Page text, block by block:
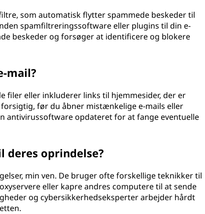
som automatisk flytter spammede beskeder til
spamfiltreringssoftware eller plugins til din e-
beskeder og forsøger at identificere og blokere
mail?
filer eller inkluderer links til hjemmesider, der er
før du åbner mistænkelige e-mails eller
antivirussoftware opdateret for at fange eventuelle
deres oprindelse?
min ven. De bruger ofte forskellige teknikker til
eller kapre andres computere til at sende
og cybersikkerhedseksperter arbejder hårdt